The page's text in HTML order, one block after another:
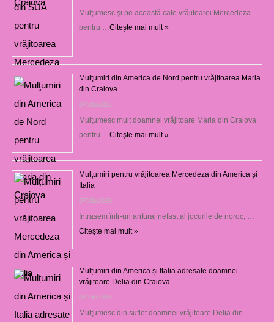
Mulţumesc şi pe această cale vrăjitoarei Mercedeza
pentru … Citeşte mai mult »
Mulţumiri din America de Nord pentru vrăjitoarea Maria
din Craiova
07/08/2026
Mulţumesc mult doamnei vrăjitoare Maria din Craiova
pentru … Citeşte mai mult »
Mulțumiri pentru vrăjitoarea Mercedeza din America și
Italia
07/08/2026
Intrasem într-un anturaj nefast al jocurile de noroc, …
Citeşte mai mult »
Mulțumiri din America și Italia adresate doamnei
vrăjitoare Delia din Craiova
07/08/2026
Mulţumesc din suflet doamnei vrăjitoare Delia din